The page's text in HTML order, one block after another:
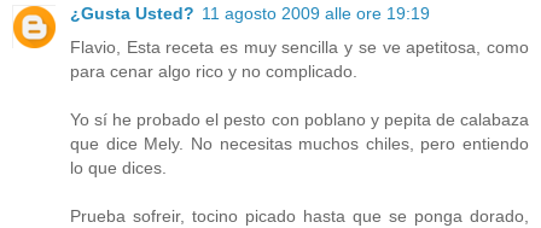
¿Gusta Usted? 11 agosto 2009 alle ore 19:19
Flavio, Esta receta es muy sencilla y se ve apetitosa, como
para cenar algo rico y no complicado.
Yo sí he probado el pesto con poblano y pepita de calabaza
que dice Mely. No necesitas muchos chiles, pero entiendo
lo que dices.
Prueba sofreir, tocino picado hasta que se ponga dorado,